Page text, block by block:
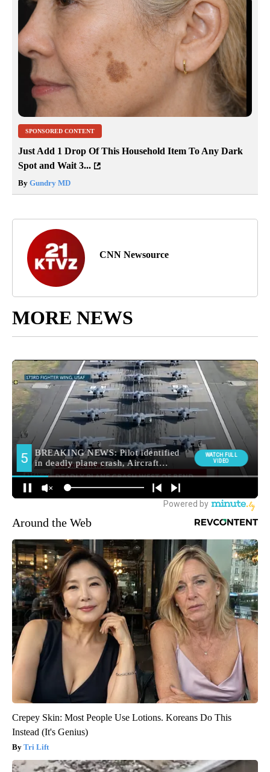
SPONSORED CONTENT
Just Add 1 Drop Of This Household Item To Any Dark
Spot and Wait 3...
By Gundry MD
CNN Newsource
MORE NEWS
Around the Web
Crepey Skin: Most People Use Lotions. Koreans Do This
Instead (It's Genius)
Tri Lift